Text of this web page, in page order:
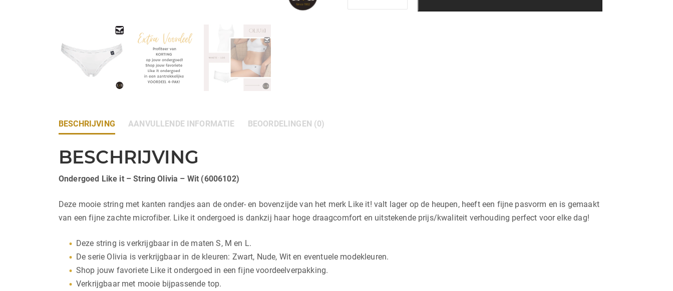
BESCHRIJVING AANVULLENDE INFORMATIE BEOORDELINGEN (0)
BESCHRIJVING
Ondergoed Like it – String Olivia – Wit (6006102)
Deze mooie string met kanten randjes aan de onder- en bovenzijde van het merk Like it! valt lager op de heupen, heeft een fijne pasvorm en is gemaakt
van een fijne zachte microfiber. Like it ondergoed is dankzij haar hoge draagcomfort en uitstekende prijs/kwaliteit verhouding perfect voor elke dag!
Deze string is verkrijgbaar in de maten S, M en L.
De serie Olivia is verkrijgbaar in de kleuren: Zwart, Nude, Wit en eventuele modekleuren.
Shop jouw favoriete Like it ondergoed in een fijne voordeelverpakking.
Verkrijgbaar met mooie bijpassende top.